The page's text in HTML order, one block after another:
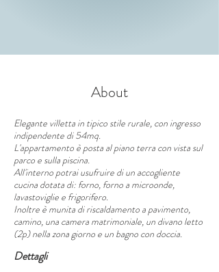
About
Elegante villetta in tipico stile rurale, con ingresso
indipendente di 54mq.
L'appartamento è posta al piano terra con vista sul
parco e sulla piscina.
All'interno potrai usufruire di un accogliente
cucina dotata di: forno, forno a microonde,
lavastoviglie e frigorifero.
Inoltre è munita di riscaldamento a pavimento,
camino, una camera matrimoniale, un divano letto
(2p) nella zona giorno e un bagno con doccia.
Dettagli